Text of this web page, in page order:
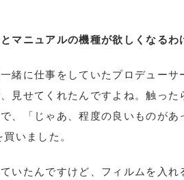
マニュアルの機種が欲しくなるわ
緒に仕事をしていたプロデュー
見せてくれたんですよね。触っ
、「じゃあ、程度の良いものが
いました。
いたんですけど、フィルムを入